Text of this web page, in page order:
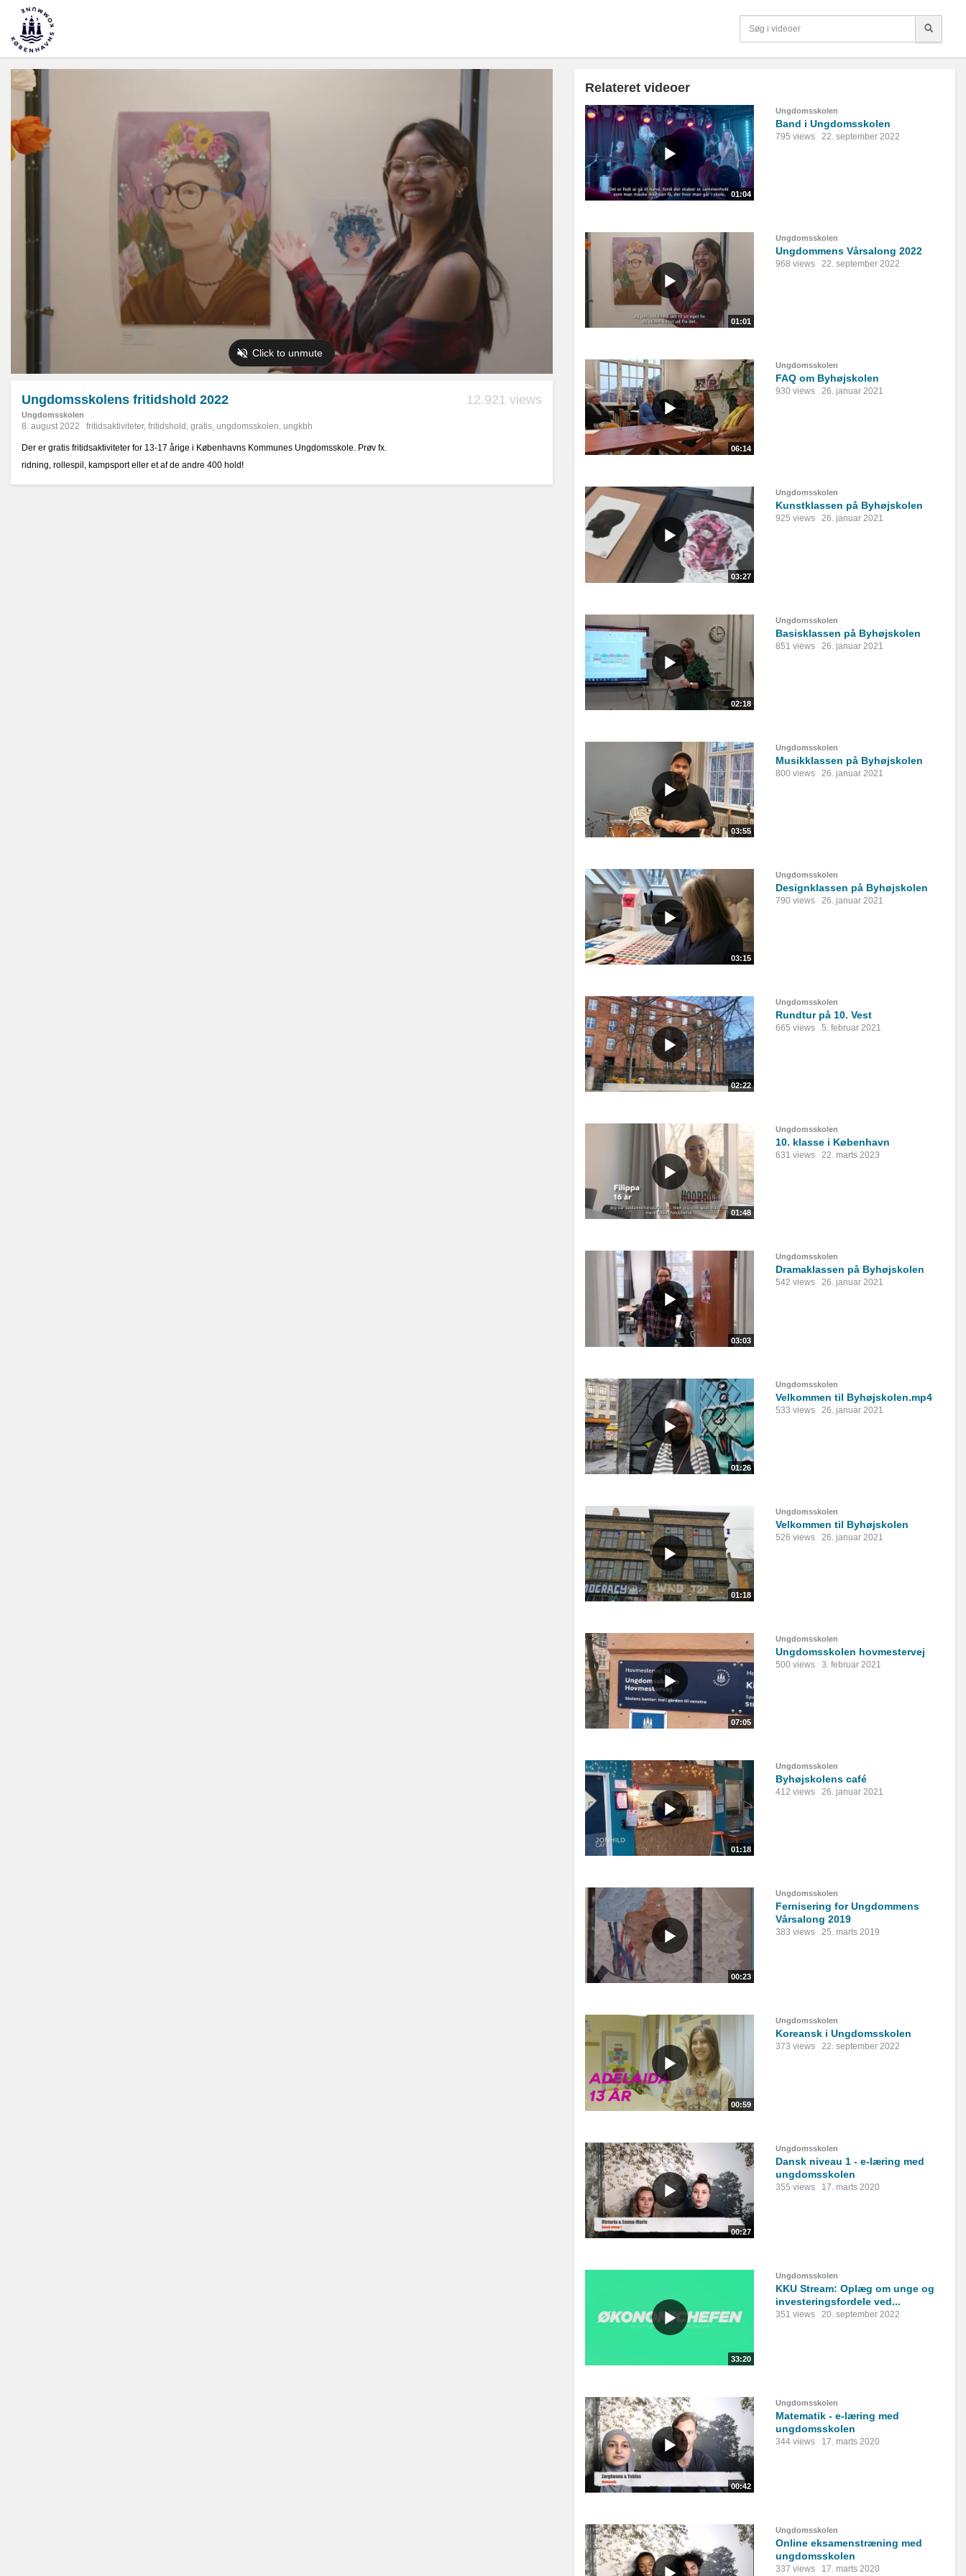
Ungdomsskolens fritidshold 2022
Ungdomsskolen
12.921 views
8. august 2022 fritidsaktiviteter, fritidshold , gratis, ungdomsskolen, ungkbh
Der er gratis fritidsaktiviteter for 13-17 årige i Københavns Kommunes Ungdomsskole. Prøv fx.
ridning, rollespil, kampsport eller et af de andre 400 hold!
Relateret videoer
01:04
Ungdomsskolen
Band i Ungdomsskolen
795 views 22. september 2022
01:01
Ungdomsskolen
Ungdommens Vårsalong 2022
968 views 22. september 2022
06:14
Ungdomsskolen
FAQ om Byhøjskolen
930 views 26. januar 2021
03:27
Ungdomsskolen
Kunstklassen på Byhøjskolen
925 views 26. januar 2021
02:18
Ungdomsskolen
Basisklassen på Byhøjskolen
851 views 26. januar 2021
03:55
Ungdomsskolen
Musikklassen på Byhøjskolen
800 views 26. januar 2021
03:15
Ungdomsskolen
Designklassen på Byhøjskolen
790 views 26. januar 2021
02:22
Ungdomsskolen
Rundtur på 10. Vest
665 views 5. februar 2021
01:48
Ungdomsskolen
10. klasse i København
631 views 22. marts 2023
03:03
Ungdomsskolen
Dramaklassen på Byhøjskolen
542 views 26. januar 2021
01:26
Ungdomsskolen
Velkommen til Byhøjskolen.mp4
533 views 26. januar 2021
01:18
Ungdomsskolen
Velkommen til Byhøjskolen
526 views 26. januar 2021
07:05
Ungdomsskolen
Ungdomsskolen hovmestervej
500 views 3. februar 2021
01:18
Ungdomsskolen
Byhøjskolens café
412 views 26. januar 2021
00:23
Ungdomsskolen
Fernisering for Ungdommens
Vårsalong 2019
383 views 25. marts 2019
00:59
Ungdomsskolen
Koreansk i Ungdomsskolen
373 views 22. september 2022
00:27
Ungdomsskolen
Dansk niveau 1 - e-læring med
ungdomsskolen
355 views 17. marts 2020
33:20
Ungdomsskolen
KKU Stream: Oplæg om unge og
investeringsfordele ved...
351 views 20. september 2022
00:42
Ungdomsskolen
Matematik - e-læring med
ungdomsskolen
344 views 17. marts 2020
Ungdomsskolen
Online eksamenstræning med
ungdomsskolen
337 views 17. marts 2020